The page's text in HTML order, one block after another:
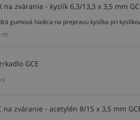
na zváranie - kyslík 6,3/13,3 x 3,5 mm
gumová hadica na prepravu kyslíka pri
m
GCE
na zváranie - acetylén 8/15 x 3,5 mm